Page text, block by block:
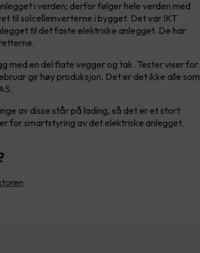
i verden; derfor følger hele verden med
til solcelleinverterne i bygget. Det var IKT
til det faste elektriske anlegget. De har
med en del flate vegger og tak. Tester viser for
gir høy produksjon. Det er det ikke alle som
av disse står på lading, så det er et stort
for smartstyring av det elektriske anlegget.